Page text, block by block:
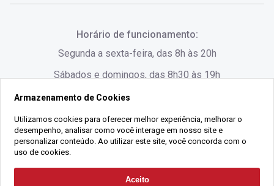
Solicitar Contato
Rua Lauro Linhares, 1080 - Trindade, Florianópolis -
SC
(48) 3220-1045
Horário de funcionamento:
Segunda a sexta-feira, das 8h às 20h
Sábados e domingos, das 8h30 às 19h
2021 Copyright - Gralha Imóveis CRECI 008060/O - Todos os direitos
Armazenamento de Cookies
Utilizamos cookies para oferecer melhor experiência, melhorar o
desempenho, analisar como você interage em nosso site e
personalizar conteúdo. Ao utilizar este site, você concorda com o
uso de cookies.
Aceito